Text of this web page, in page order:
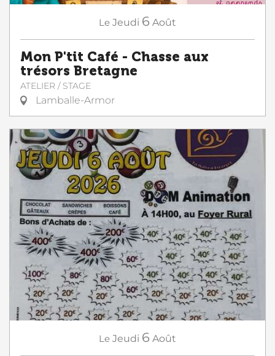
Le Jeudi 6 Août
Mon P'tit Café - Chasse aux
trésors Bretagne
ATELIER / STAGE
Lamballe-Armor
Le Jeudi 6 Août